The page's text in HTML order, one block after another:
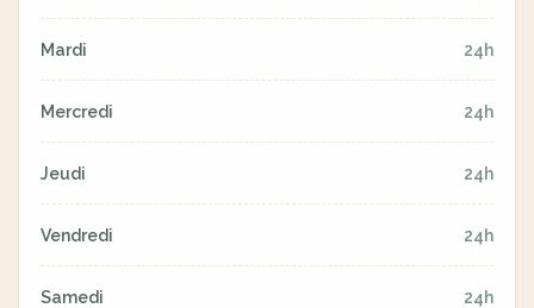
Mardi 24h
Mercredi 24h
Jeudi 24h
Vendredi 24h
Samedi 24h